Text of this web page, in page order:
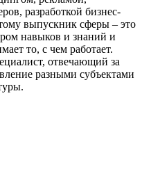
разработкой бизнес-
выпускник сферы – это
навыков и знаний и
то, с чем работает.
отвечающий за
разными субъектами